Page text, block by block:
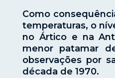
Como
temperaturas, o
no Ártico e na
menor patamar
observações por
década de 1970.